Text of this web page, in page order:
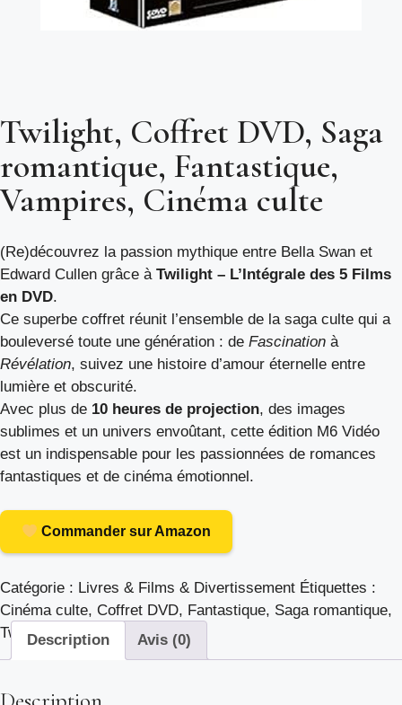
Twilight, Coffret DVD, Saga
romantique, Fantastique,
Vampires, Cinéma culte
(Re)découvrez la passion mythique entre Bella Swan et
Edward Cullen grâce à Twilight – L’Intégrale des 5 Films
en DVD.
Ce superbe coffret réunit l’ensemble de la saga culte qui a
bouleversé toute une génération : de Fascination à
Révélation, suivez une histoire d’amour éternelle entre
lumière et obscurité.
Avec plus de 10 heures de projection, des images
sublimes et un univers envoûtant, cette édition M6 Vidéo
est un indispensable pour les passionnées de romances
fantastiques et de cinéma émotionnel.
Commander sur Amazon
Catégorie : Livres & Films & Divertissement Étiquettes :
Cinéma culte, Coffret DVD, Fantastique, Saga romantique,
Twilight,Vampires
Description Avis (0)